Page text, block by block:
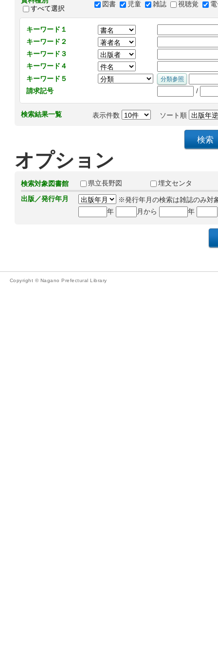
すべて選択
図書 児童 雑誌 視聴覚
キーワード１
キーワード２
キーワード３
キーワード４
キーワード５
請求記号
/
検索結果一覧 表示件数 ソート順
オプション
検索対象図書館 県立長野図
埋文センタ
出版／発行年月
※発行年月の検索は雑誌のみ対
年
月から 年
Copyright © Nagano Prefectural Library